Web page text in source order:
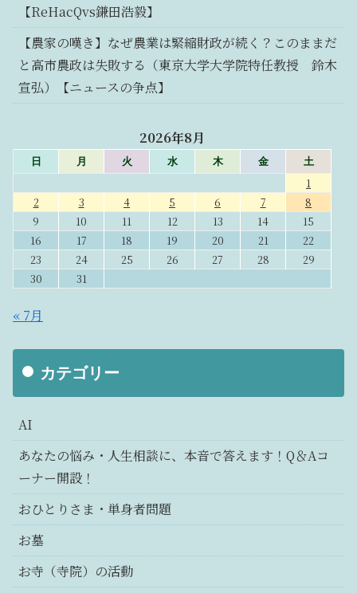
【ReHacQvs鎌田浩毅】
【農家の嘆き】なぜ農業は緊縮財政が続く？このままだ
と高市農政は失敗する（東京大学大学院特任教授 鈴木
宣弘）【ニュースの争点】
2026年8月
日 月 火 水 木 金 土
1
2
3 4 5 6 7
8
9
10 11 12 13 14
15
16
17 18 19 20 21
22
23
24 25 26 27 28
29
30
31
« 7月
カテゴリー
AI
あなたの悩み・人生相談に、本音で答えます！Q＆Aコ
ーナー開設！
おひとりさま・単身者問題
お墓
お寺（寺院）の活動